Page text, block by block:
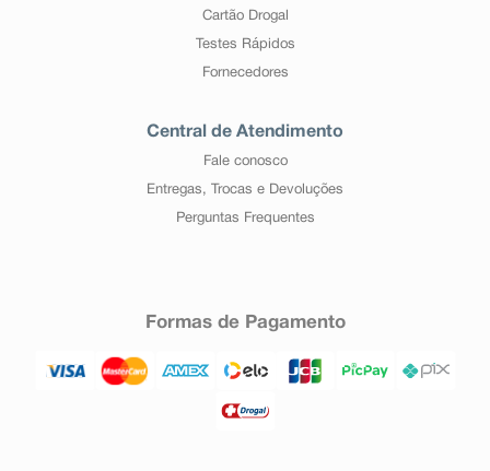
Cartão Drogal
Testes Rápidos
Fornecedores
Central de Atendimento
Fale conosco
Entregas, Trocas e Devoluções
Perguntas Frequentes
Formas de Pagamento